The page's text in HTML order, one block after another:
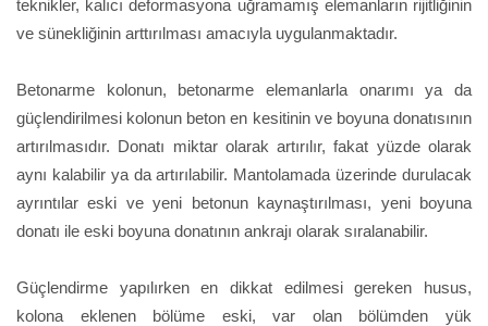
teknikler, kalıcı deformasyona uğramamış elemanların rijitliğinin
ve sünekliğinin arttırılması amacıyla uygulanmaktadır.
Betonarme kolonun, betonarme elemanlarla onarımı ya da
güçlendirilmesi kolonun beton en kesitinin ve boyuna donatısının
artırılmasıdır. Donatı miktar olarak artırılır, fakat yüzde olarak
aynı kalabilir ya da artırılabilir. Mantolamada üzerinde durulacak
ayrıntılar eski ve yeni betonun kaynaştırılması, yeni boyuna
donatı ile eski boyuna donatının ankrajı olarak sıralanabilir.
Güçlendirme yapılırken en dikkat edilmesi gereken husus,
kolona eklenen bölüme eski, var olan bölümden yük